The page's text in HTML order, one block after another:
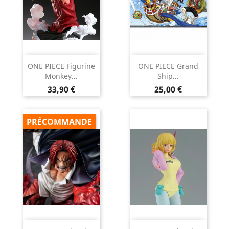
ONE PIECE Figurine
Monkey...
Prix
33,90 €
ONE PIECE Grand
Ship...
Prix
25,00 €
PRÉCOMMANDE